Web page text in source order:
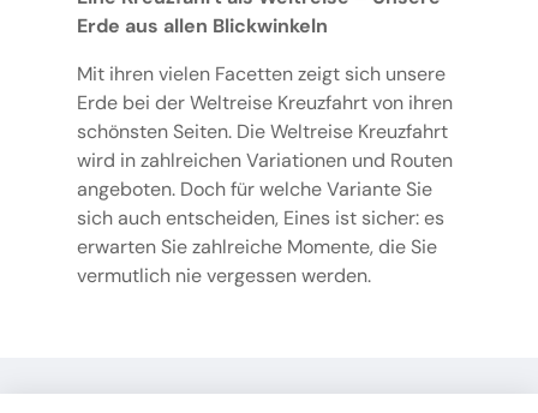
Erde aus allen Blickwinkeln
Mit ihren vielen Facetten zeigt sich unsere
Erde bei der Weltreise Kreuzfahrt von ihren
schönsten Seiten. Die Weltreise Kreuzfahrt
wird in zahlreichen Variationen und Routen
angeboten. Doch für welche Variante Sie
sich auch entscheiden, Eines ist sicher: es
erwarten Sie zahlreiche Momente, die Sie
vermutlich nie vergessen werden.